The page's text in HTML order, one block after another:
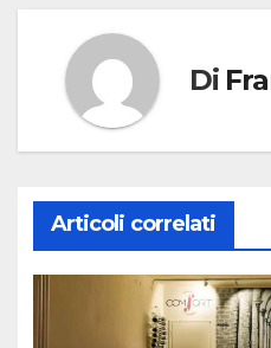
Di
Articoli correlati